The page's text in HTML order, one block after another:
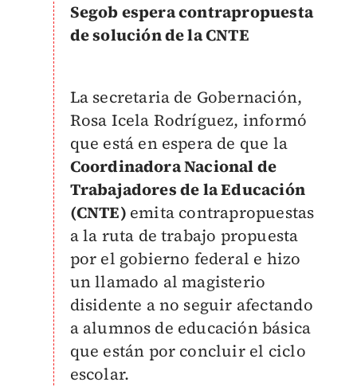
Segob espera contrapropuesta
de solución de la CNTE
La secretaria de Gobernación,
Rosa Icela Rodríguez, informó
que está en espera de que la
Coordinadora Nacional de
Trabajadores de la Educación
(CNTE) emita contrapropuestas
a la ruta de trabajo propuesta
por el gobierno federal e hizo
un llamado al magisterio
disidente a no seguir afectando
a alumnos de educación básica
que están por concluir el ciclo
escolar.